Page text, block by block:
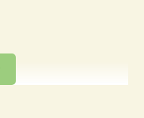
geschikt voor de